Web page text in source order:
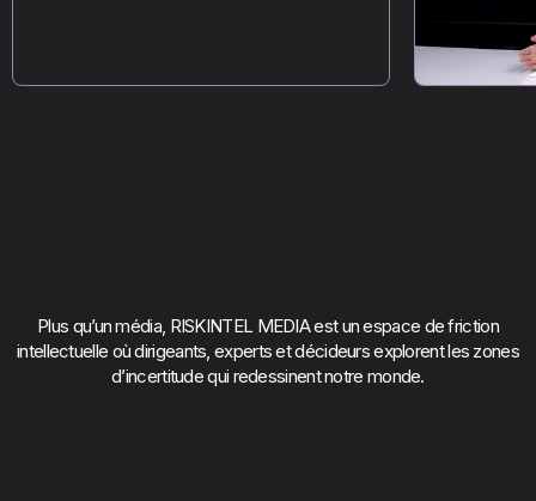
Plus qu’un média, RISKINTEL MEDIA est un espace de friction
intellectuelle où dirigeants, experts et décideurs explorent les zones
d’incertitude qui redessinent notre monde.